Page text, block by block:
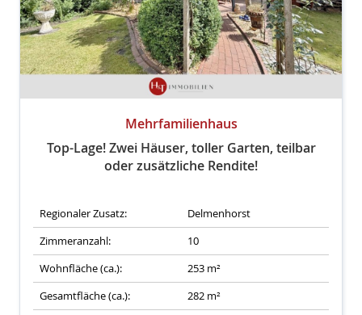
Mehrfamilienhaus
Top-Lage! Zwei Häuser, toller Garten, teilbar
oder zusätzliche Rendite!
Regionaler Zusatz:
Delmenhorst
Zimmeranzahl:
10
Wohnfläche (ca.):
253 m²
Gesamtfläche (ca.):
282 m²